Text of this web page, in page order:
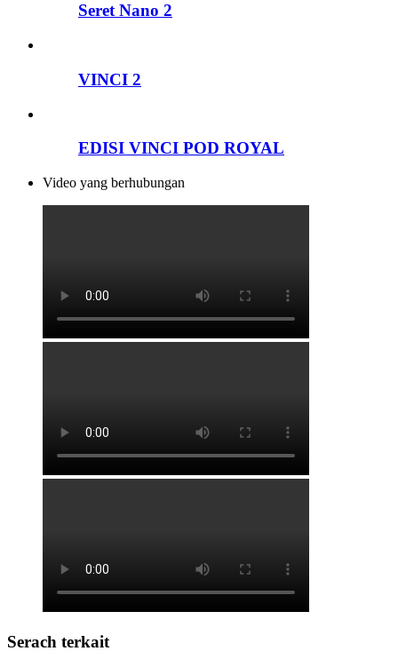
Seret Nano 2
VINCI 2
EDISI VINCI POD ROYAL
Video yang berhubungan
Serach terkait